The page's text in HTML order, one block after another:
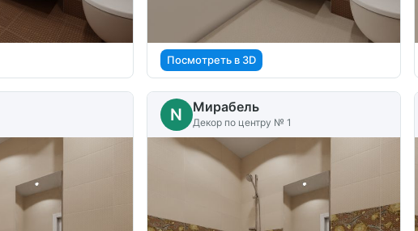
Посмотреть в 3D
N Мирабель
Декор по центру № 1